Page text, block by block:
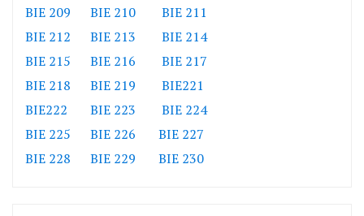
BIE 209
BIE 210
BIE 211
BIE 212
BIE 213
BIE 214
BIE 215
BIE 216
BIE 217
BIE 218
BIE 219
BIE221
BIE222
BIE 223
BIE 224
BIE 225
BIE 226
BIE 227
BIE 228
BIE 229 BIE 230